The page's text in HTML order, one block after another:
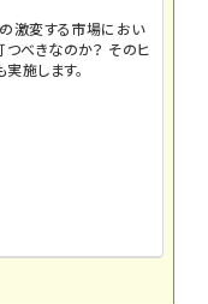
の激変する市場におい
つべきなのか？ そのヒ
施します。